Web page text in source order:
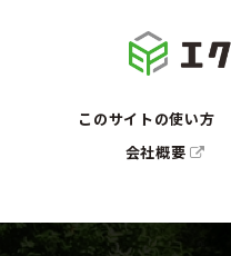
このサイトの使い方
会社概要